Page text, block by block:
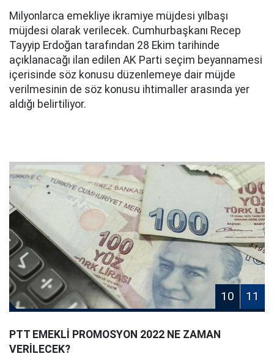
Milyonlarca emekliye ikramiye müjdesi yılbaşı
müjdesi olarak verilecek. Cumhurbaşkanı Recep
Tayyip Erdoğan tarafından 28 Ekim tarihinde
açıklanacağı ilan edilen AK Parti seçim beyannamesi
içerisinde söz konusu düzenlemeye dair müjde
verilmesinin de söz konusu ihtimaller arasında yer
aldığı belirtiliyor.
10 11
PTT EMEKLİ PROMOSYON 2022 NE ZAMAN
VERİLECEK?